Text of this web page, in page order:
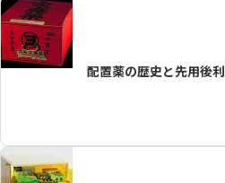
配置薬の歴史と先用後利